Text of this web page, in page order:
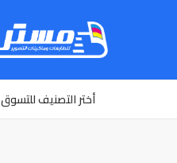
أختر التصنيف للتسوق